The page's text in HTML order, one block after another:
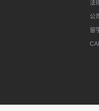
法
公
留